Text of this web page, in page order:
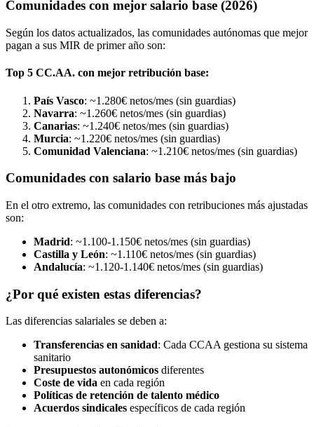
Comunidades con mejor salario base (2026)
Según los datos actualizados, las comunidades autónomas que mejor
pagan a sus MIR de primer año son:
Top 5 CC.AA. con mejor retribución base:
País Vasco: ~1.280€ netos/mes (sin guardias)
Navarra: ~1.260€ netos/mes (sin guardias)
Canarias: ~1.240€ netos/mes (sin guardias)
Murcia: ~1.220€ netos/mes (sin guardias)
Comunidad Valenciana: ~1.210€ netos/mes (sin guardias)
Comunidades con salario base más bajo
En el otro extremo, las comunidades con retribuciones más ajustadas
son:
Madrid: ~1.100-1.150€ netos/mes (sin guardias)
Castilla y León: ~1.110€ netos/mes (sin guardias)
Andalucía: ~1.120-1.140€ netos/mes (sin guardias)
¿Por qué existen estas diferencias?
Las diferencias salariales se deben a:
Transferencias en sanidad: Cada CCAA gestiona su sistema
sanitario
Presupuestos autonómicos diferentes
Coste de vida en cada región
Políticas de retención de talento médico
Acuerdos sindicales específicos de cada región